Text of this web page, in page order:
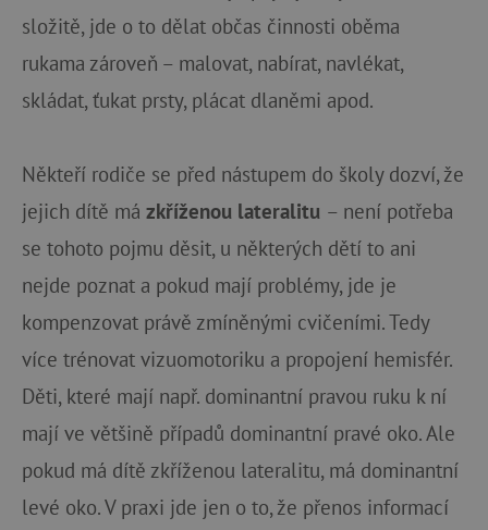
složitě, jde o to dělat občas činnosti oběma
rukama zároveň – malovat, nabírat, navlékat,
skládat, ťukat prsty, plácat dlaněmi apod.
Někteří rodiče se před nástupem do školy dozví, že
jejich dítě má zkříženou lateralitu – není potřeba
se tohoto pojmu děsit, u některých dětí to ani
nejde poznat a pokud mají problémy, jde je
kompenzovat právě zmíněnými cvičeními. Tedy
více trénovat vizuomotoriku a propojení hemisfér.
Děti, které mají např. dominantní pravou ruku k ní
mají ve většině případů dominantní pravé oko. Ale
pokud má dítě zkříženou lateralitu, má dominantní
levé oko. V praxi jde jen o to, že přenos informací